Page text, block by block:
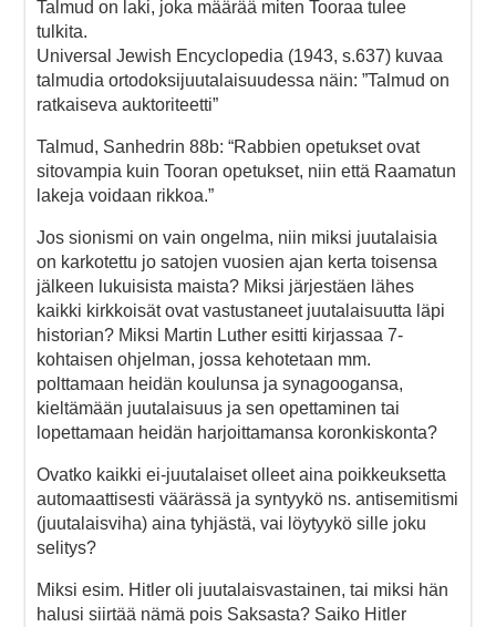
Talmud on laki, joka määrää miten Tooraa tulee
tulkita.
Universal Jewish Encyclopedia (1943, s.637) kuvaa
talmudia ortodoksijuutalaisuudessa näin: ”Talmud on
ratkaiseva auktoriteetti”
Talmud, Sanhedrin 88b: “Rabbien opetukset ovat
sitovampia kuin Tooran opetukset, niin että Raamatun
lakeja voidaan rikkoa.”
Jos sionismi on vain ongelma, niin miksi juutalaisia
on karkotettu jo satojen vuosien ajan kerta toisensa
jälkeen lukuisista maista? Miksi järjestäen lähes
kaikki kirkkoisät ovat vastustaneet juutalaisuutta läpi
historian? Miksi Martin Luther esitti kirjassaa 7-
kohtaisen ohjelman, jossa kehotetaan mm.
polttamaan heidän koulunsa ja synagoogansa,
kieltämään juutalaisuus ja sen opettaminen tai
lopettamaan heidän harjoittamansa koronkiskonta?
Ovatko kaikki ei-juutalaiset olleet aina poikkeuksetta
automaattisesti väärässä ja syntyykö ns. antisemitismi
(juutalaisviha) aina tyhjästä, vai löytyykö sille joku
selitys?
Miksi esim. Hitler oli juutalaisvastainen, tai miksi hän
halusi siirtää nämä pois Saksasta? Saiko Hitler